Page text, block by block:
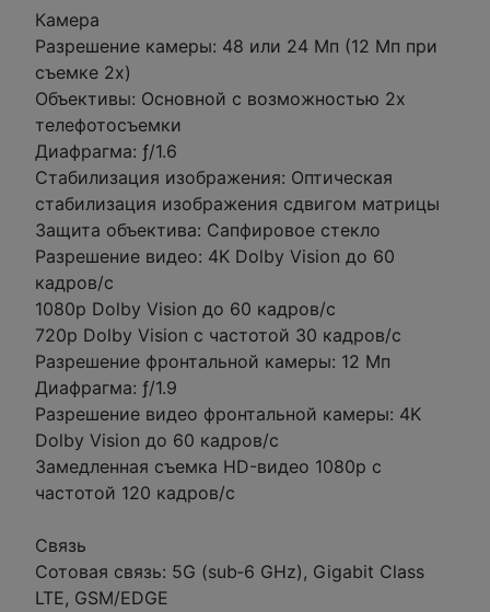
Камера
Разрешение камеры: 48 или 24 Мп (12 Мп при
съемке 2х)
Объективы: Основной с возможностью 2х
телефотосъемки
Диафрагма: ƒ/1.6
Стабилизация изображения: Оптическая
стабилизация изображения сдвигом матрицы
Защита объектива: Сапфировое стекло
Разрешение видео: 4K Dolby Vision до 60
кадров/с
1080p Dolby Vision до 60 кадров/с
720p Dolby Vision с частотой 30 кадров/с
Разрешение фронтальной камеры: 12 Мп
Диафрагма: ƒ/1.9
Разрешение видео фронтальной камеры: 4K
Dolby Vision до 60 кадров/с
Замедленная съемка HD-видео 1080p с
частотой 120 кадров/с
Связь
Сотовая связь: 5G (sub‑6 GHz), Gigabit Class
LTE, GSM/EDGE